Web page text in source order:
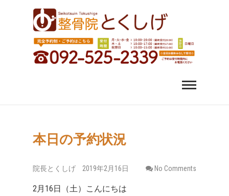
福岡市中央区 薬院 肩
こり 腰痛｜整体 スポ
ーツ障害なら整骨院
福岡市中央区、薬院、天神、平尾、博多、六本松で肩こ
り、腰痛、変形性股関節症にお悩みなら整骨院とくしげ
へ。患者さんのお話を丁寧にお聞きし、施術させていた
だきます。スポーツ選手のケガもおまかせください。
本日の予約状況
院長とくしげ 2019年2月16日 No Comments
2月16日（土）こんにちは